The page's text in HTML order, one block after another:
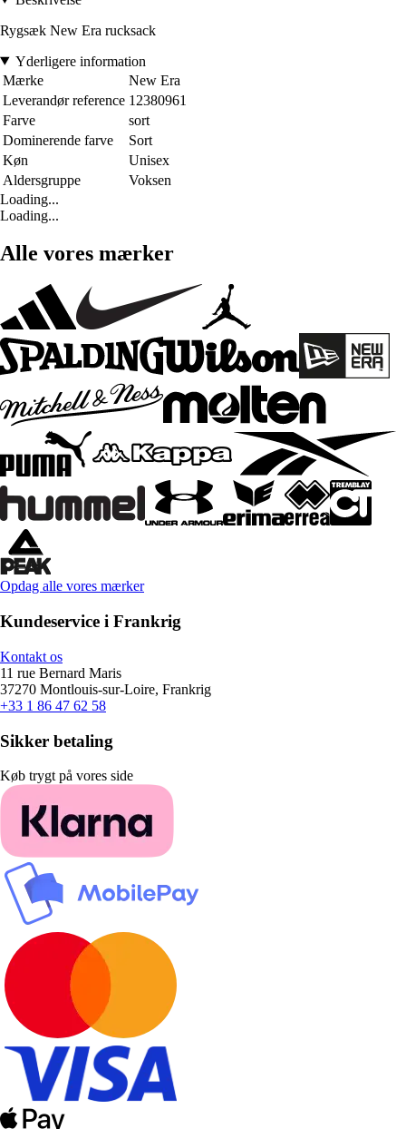
Rygsæk New Era rucksack
Yderligere information
Mærke
New Era
Leverandør reference 12380961
Farve
sort
Dominerende farve
Sort
Køn
Unisex
Aldersgruppe
Voksen
Loading...
Loading...
Alle vores mærker
Opdag alle vores mærker
Kundeservice i Frankrig
Kontakt os
11 rue Bernard Maris
37270 Montlouis-sur-Loire, Frankrig
+33 1 86 47 62 58
Sikker betaling
Køb trygt på vores side